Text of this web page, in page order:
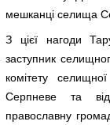
мешканці селища
З цієї нагоди
заступник
комітету
Серпневе та
православну